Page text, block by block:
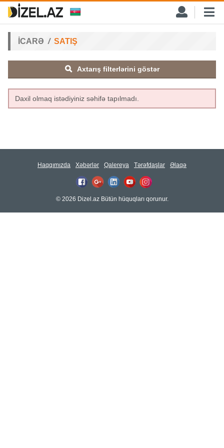
İCARƏ SATIŞ
Axtarış filterlərini göstər
Daxil olmaq istədiyiniz səhifə tapılmadı.
Haqqımızda Xəbərlər Qalereya Tərəfdaşlar Əlaqə
© 2026 Dizel.az Bütün hüquqları qorunur.